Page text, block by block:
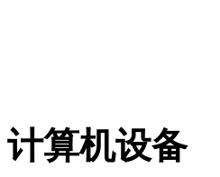
计算机设备